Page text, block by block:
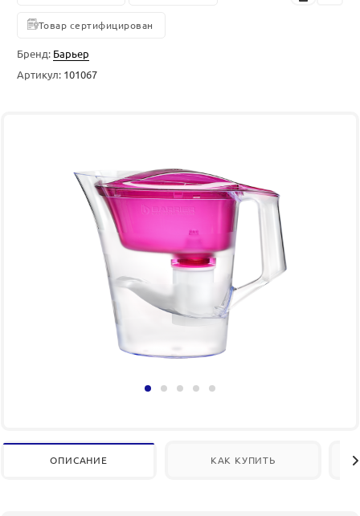
Товар сертифицирован
Бренд: Барьер
Артикул: 101067
ОПИСАНИЕ КАК КУПИТЬ